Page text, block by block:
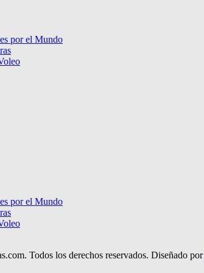
por el Mundo
por el Mundo
Todos los derechos reservados. Diseñado por